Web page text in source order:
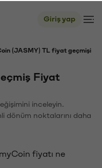
Giriş yap
(JASMY) TL fiyat geçmişi
Fiyat
inceleyin.
dönüm noktalarını daha
fiyatı ne